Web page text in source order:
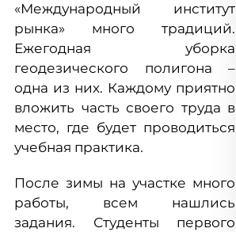
«Международный институт
рынка» много традиций.
Ежегодная уборка
геодезического полигона –
одна из них. Каждому приятно
вложить часть своего труда в
место, где будет проводиться
учебная практика.
После зимы на участке много
работы, всем нашлись
задания. Студенты первого